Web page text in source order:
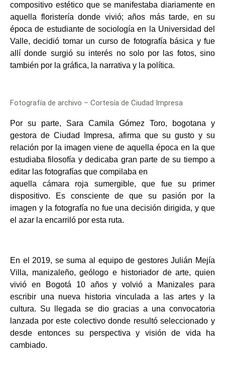
compositivo estético que se manifestaba diariamente en
aquella floristería donde vivió; años más tarde, en su
época de estudiante de sociología en la Universidad del
Valle,decidió tomar un curso de fotografía básica y fue
allí donde surgió su interés no solo por
las fotos, sino
también por la gráfica, la narrativa y la política.
Fotografía de archivo – Cortesía de Ciudad Impresa
Por su parte, Sara Camila Gómez Toro, bogotana y
gestora de Ciudad Impresa, afirma que su gusto y su
relación por la imagen viene de aquella época en la que
estudiabafilosofía y dedicaba gran parte de su tiempo a
editar las fotografías que compilaba en
aquella cámara roja sumergible, que fue su primer
dispositivo. Es consciente de que su pasión por la
imagen y la fotografía no fue una decisión dirigida, y que
el azar la encarriló por esta ruta.
En el 2019, se suma al equipo de gestores Julián Mejía
Villa, manizaleño, geólogo e historiador de arte, quien
vivió en Bogotá 10 años y volvió a Manizales para
escribir una nueva historia vinculada a las artes y la
cultura. Su llegada se dio gracias a una convocatoria
lanzada por este colectivo donde resultó seleccionado y
desde entonces su perspectiva y visión de vida ha
cambiado.